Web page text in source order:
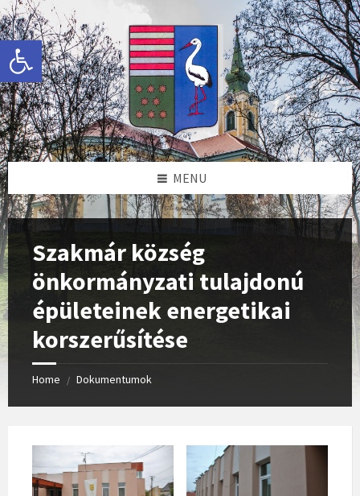
Eszköztár megnyitása
Skip
to
content
Skip
to
left
sidebar
Skip
to
footer
MENU
Szakmár község
önkormányzati tulajdonú
épületeinek energetikai
korszerűsítése
Home / Dokumentumok